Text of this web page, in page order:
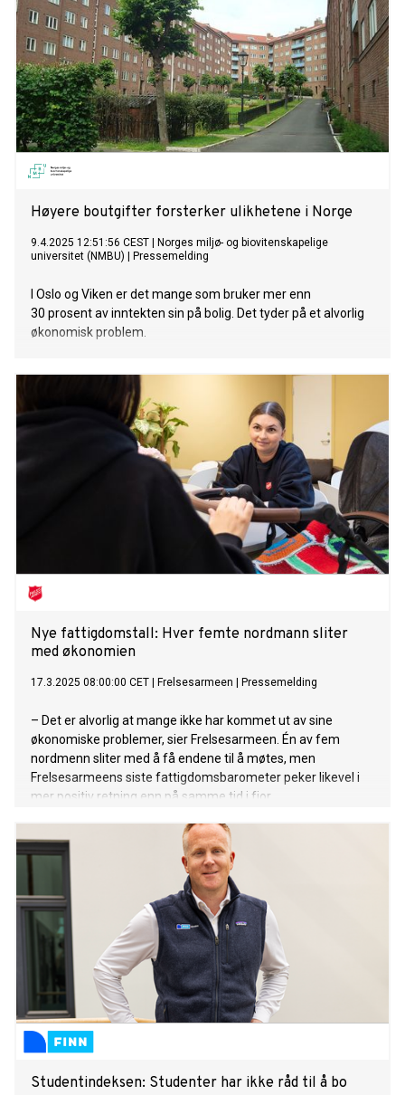
Høyere boutgifter forsterker ulikhetene i Norge
9.4.2025 12:51:56 CEST
Norges miljø- og biovitenskapelige
universitet (NMBU)
Pressemelding
I Oslo og Viken er det mange som bruker mer enn
30 prosent av inntekten sin på bolig. Det tyder på et alvorlig
økonomisk problem.
Nye fattigdomstall: Hver femte nordmann sliter
med økonomien
17.3.2025 08:00:00 CET Frelsesarmeen Pressemelding
– Det er alvorlig at mange ikke har kommet ut av sine
økonomiske problemer, sier Frelsesarmeen. Én av fem
nordmenn sliter med å få endene til å møtes, men
Frelsesarmeens siste fattigdomsbarometer peker likevel i
mer positiv retning enn på samme tid i fjor.
Studentindeksen: Studenter har ikke råd til å bo